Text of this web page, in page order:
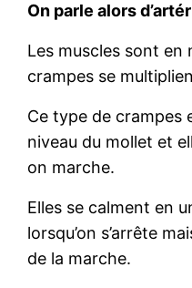
On parle alors
Les muscles sont en
crampes se
Ce type de crampes
niveau du mollet et
on marche.
Elles se calment en
lorsqu’on s’arrête
de la marche.